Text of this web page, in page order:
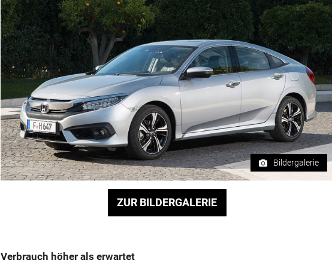
Bildergalerie
ZUR BILDERGALERIE
Verbrauch höher als erwartet